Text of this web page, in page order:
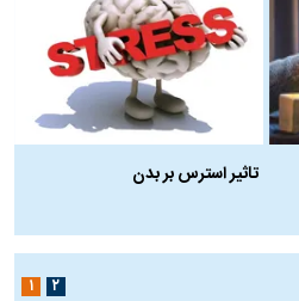
تاثیر استرس بر بدن
۱ ۲